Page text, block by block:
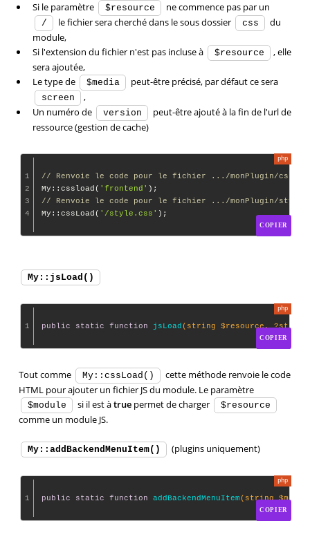
Si le paramètre $resource ne commence pas par un
/ le fichier sera cherché dans le sous dossier css
du
module,
Si l'extension du fichier n'est pas incluse à
$resource
, elle
sera ajoutée,
Le type de
$media peut-être précisé, par défaut ce sera
screen
,
Un numéro de
version
peut-être ajouté à la fin de l'url de
ressource (gestion de cache)
1
2
3
4
// Renvoie le code pour le fichier .../monPlugin/css/
My::cssload( 'frontend'
// Renvoie le code pour le fichier .../monPlugin/
My::cssLoad( '/style.css'
COPIER
My::jsLoad()
1 public static function jsLoad (string $resource,
COPIER
Tout comme My::cssLoad()
cette méthode renvoie le code
HTML pour ajouter un fichier JS du module. Le paramètre
$module si il est àtruepermet de charger $resource
comme un module JS.
My::addBackendMenuItem() (plugins uniquement)
1 public static function addBackendMenuItem (string $menu
COPIER